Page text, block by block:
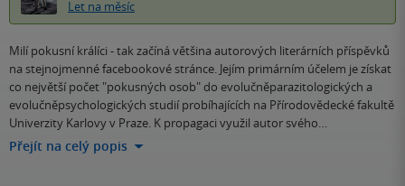
Let na měsíc
Milí pokusní králíci - tak začíná většina autorových literárních příspěvků
na stejnojmenné facebookové stránce. Jejím primárním účelem je získat
co největší počet "pokusných osob" do evolučněparazitologických a
evolučněpsychologických studií probíhajících na Přírodovědecké fakultě
Univerzity Karlovy v Praze. K propagaci využil autor svého…
Přejít na celý popis